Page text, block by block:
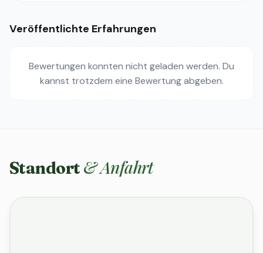
Veröffentlichte Erfahrungen
Bewertungen konnten nicht geladen werden. Du
kannst trotzdem eine Bewertung abgeben.
Standort & Anfahrt